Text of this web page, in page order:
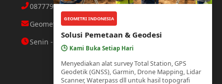
GEOMETRI INDONESIA
Solusi Pemetaan & Geodesi
🕒 Kami Buka Setiap Hari
Menyediakan alat survey Total Station, GPS
Geodetik (GNSS), Garmin, Drone Mapping, Lidar
Scanner, Waterpass dll untuk hasil topografi
087779564423 Abdul Aziz
Geometri.makassar@gmail.com
Senin - Minggu : 08.00 - 21.00 WITA